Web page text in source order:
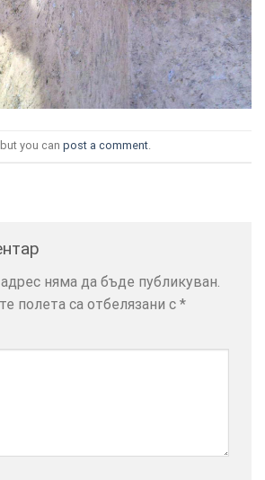
you can post a comment.
няма да бъде публикуван.
полета са отбелязани с *